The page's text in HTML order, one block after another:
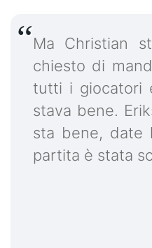
Ma Christian
chiesto di
tutti i giocatori
stava bene.
sta bene, date
partita è stata